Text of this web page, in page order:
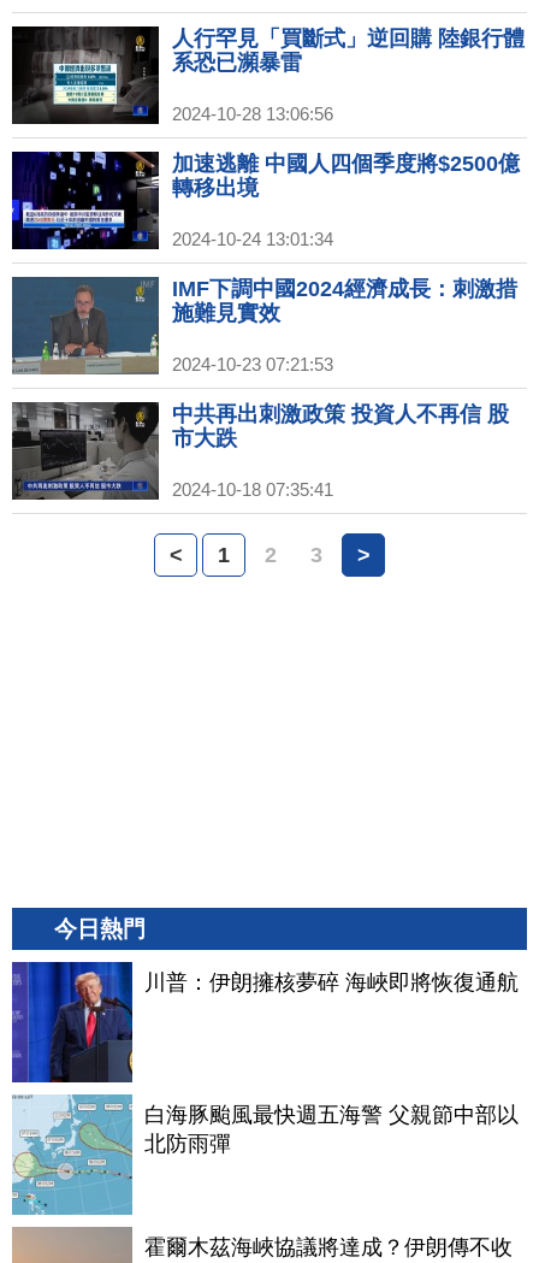
家：中國銀行體系恐已瀕暴雷
人行罕見「買斷式」逆回購 陸銀行體
系恐已瀕暴雷
2024-10-28 13:06:56
加速逃離 中國人四個季度將$2500億
轉移出境
2024-10-24 13:01:34
IMF下調中國2024經濟成長：刺激措
施難見實效
2024-10-23 07:21:53
中共再出刺激政策 投資人不再信 股
市大跌
2024-10-18 07:35:41
< 1 2 3 >
今日熱門
川普：伊朗擁核夢碎 海峽即將恢復通航
白海豚颱風最快週五海警 父親節中部以
北防雨彈
霍爾木茲海峽協議將達成？伊朗傳不收